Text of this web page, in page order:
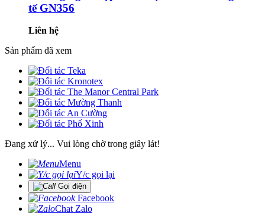
tế GN356
Liên hệ
Sản phẩm đã xem
Đang xử lý... Vui lòng chờ trong giây lát!
Menu
Y/c gọi lại
Gọi điện
Facebook
Chat Zalo